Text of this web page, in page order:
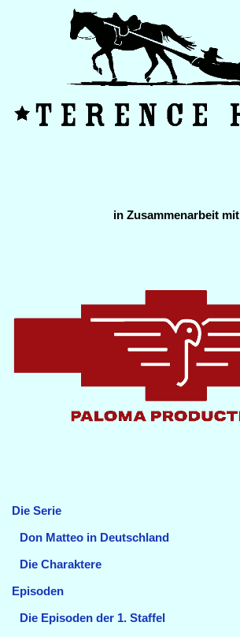
in Zusammenarbeit mit
Die Serie
Don Matteo in Deutschland
Die Charaktere
Episoden
Die Episoden der 1. Staffel